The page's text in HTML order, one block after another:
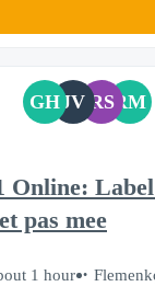
GH JV RSRM
Online:
pas mee
1 hour